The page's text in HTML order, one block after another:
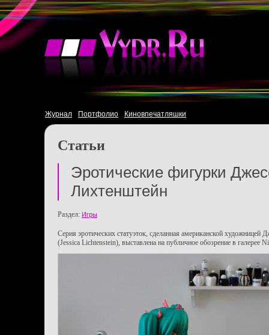
Журнал Портфолио Киновпечатляшки
Статьи
Эротические фигурки
Лихтенштейн
Раздел: Игры
Серия эротических статуэток, сделанная американской художницей
(Jessica Lichtenstein), выставлена на публичное обозрение в галерее